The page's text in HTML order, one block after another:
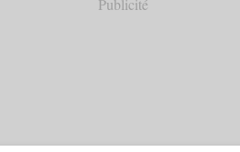
Publicité